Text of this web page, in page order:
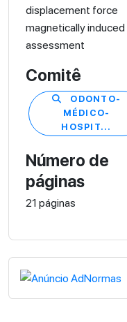
displacement force
magnetically induced
assessment
Comitê
ODONTO-
MÉDICO-
HOSPIT...
Número de
páginas
21 páginas